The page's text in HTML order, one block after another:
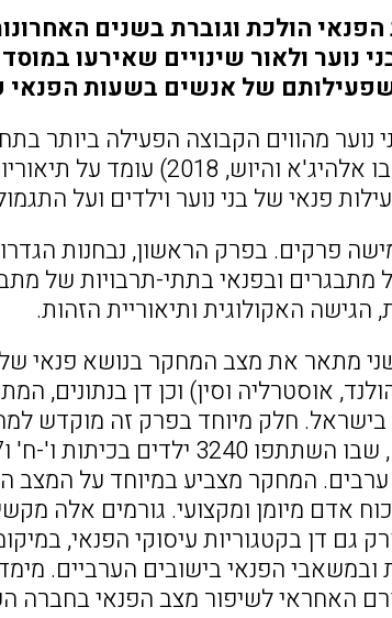
הולכת וגוברת בשנים
נוער ולאור שינויים שאירעו
של אנשים בשעות הפנאי
נוער מהווים הקבוצה הפעילה
(נאסר-אבו אלהיג'א
פנאי של בני נוער וילדים ועל
פרקים. בפרק הראשון, נבחנות
מתבגרים ובפנאי בתתי-תרבויות של
הגישה האקולוגית ותיאוריית הזהות.
מתאר את מצב המחקר בנושא פנאי של
אוסטרליה וסין) וכן דן בנתונים,
ערבים. המחקר מצביע במיוחד על המצב
אדם מיומן ומקצועי. גורמים אלה
גם דן בקטגוריות עיסוקי הפנאי,
ובמשאבי הפנאי בישובים הערביים.
האחראי לשיפור מצב הפנאי בחברה